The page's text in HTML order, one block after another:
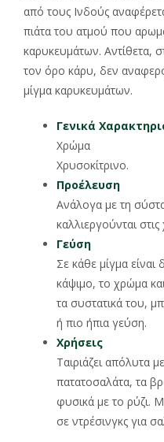
από τους Ινδούς
πιάτα του ατμού που
καρυκευμάτων. Αντίθετα,
τον όρο κάρυ, δεν
μίγμα καρυκευμάτων.
Γενικά
Χρώμα
Χρυσοκίτρινο.
Προέλευση
Ανάλογα με τη
καλλιεργούνται
Γεύση
Σε κάθε μίγμα είναι
κάψιμο, το χρώμα
τα συστατικά του,
ή πιο ήπια γεύση.
Χρήσεις
Ταιριάζει απόλυτα
πατατοσαλάτα, τα
φυσικά με το ρύζι.
σε ντρέσινγκς για